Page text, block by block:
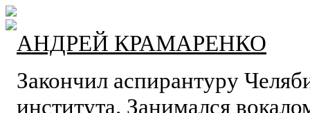
АНДРЕЙ КРАМАРЕНКО
Закончил аспирантуру
института. Занимался